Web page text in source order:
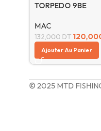
TORPEDO 9BE
MAC
132,000DT
Ajouter Au Panier
© 2025 MTD